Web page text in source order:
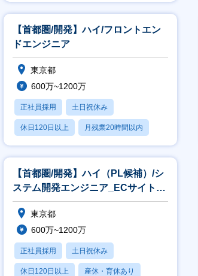
賞与あり
【首都圏/開発】ハイ/フロントエン
ドエンジニア
東京都
600万~1200万
正社員採用 土日祝休み
休日120日以上 月残業20時間以内
賞与あり
【首都圏/開発】ハイ（PL候補）/シ
ステム開発エンジニア_ECサイト開
発
東京都
600万~1200万
正社員採用 土日祝休み
休日120日以上 産休・育休あり